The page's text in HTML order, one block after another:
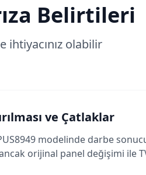
Belirtileri
ihtiyacınız olabilir
ve Çatlaklar
modelinde darbe
orijinal panel değişimi ile